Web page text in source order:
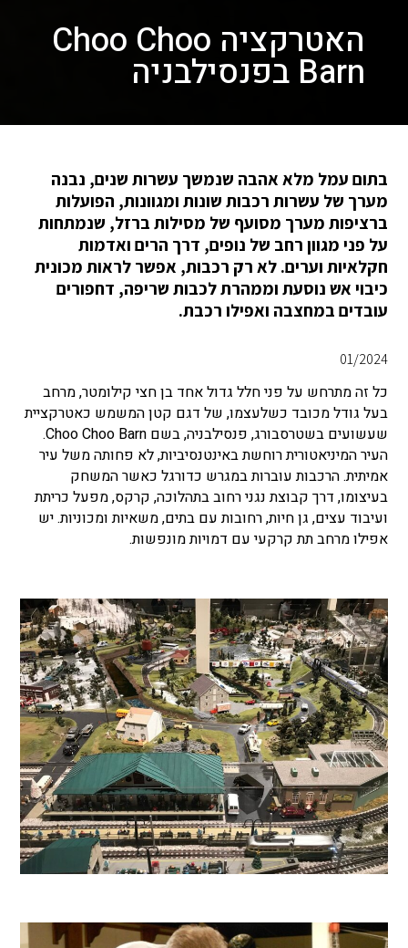
האטרקציה Choo Choo
Barn בפנסילבניה
בתום עמל מלא אהבה שנמשך עשרות שנים, נבנה
מערך של עשרות רכבות שונות ומגוונות, הפועלות
ברציפות מערך מסועף של מסילות ברזל, שנמתחות
על פני מגוון רחב של נופים, דרך הרים ואדמות
חקלאיות וערים. לא רק רכבות, אפשר לראות מכונית
כיבוי אש נוסעת וממהרת לכבות שריפה, דחפורים
עובדים במחצבה ואפילו רכבת.
01/2024
כל זה מתרחש על פני חלל גדול אחד בן חצי קילומטר, מרחב
בעל גודל מכובד כשלעצמו, של דגם קטן המשמש כאטרקציית
שעשועים בשטרסבורג, פנסילבניה, בשם Choo Choo Barn.
העיר המיניאטורית רוחשת באינטנסיביות, לא פחותה משל עיר
אמיתית. הרכבות עוברות במגרש כדורגל כאשר המשחק
בעיצומו, דרך קבוצת נגני רחוב בתהלוכה, קרקס, מפעל כריתת
ועיבוד עצים, גן חיות, רחובות עם בתים, משאיות ומכוניות. יש
אפילו מרחב תת קרקעי עם דמויות מונפשות.